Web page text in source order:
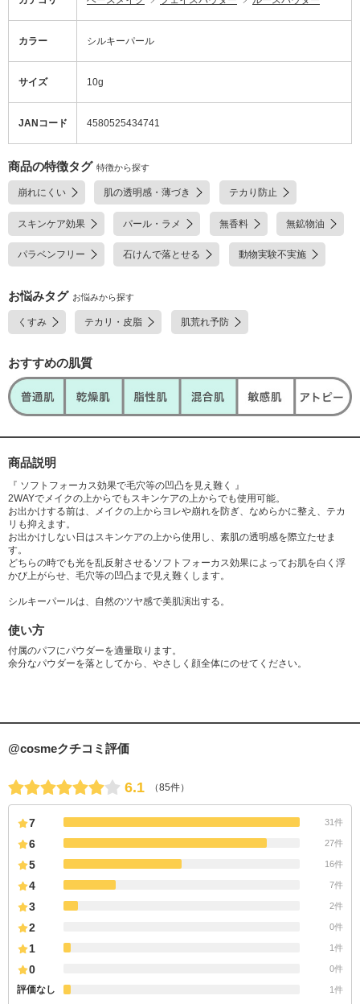
カラー シルキーパール
サイズ 10g
JANコード 4580525434741
商品の特徴タグ 特徴から探す
崩れにくい 肌の透明感・薄づき テカり防止
スキンケア効果 パール・ラメ 無香料 無鉱物油
パラベンフリー 石けんで落とせる 動物実験不実施
お悩みタグ お悩みから探す
くすみ テカリ・皮脂 肌荒れ予防
おすすめの肌質
商品説明
『 ソフトフォーカス効果で毛穴等の凹凸を見え難く 』
2WAYでメイクの上からでもスキンケアの上からでも使用可能。
お出かけする前は、メイクの上からヨレや崩れを防ぎ、なめらかに整え、テカ
リも抑えます。
お出かけしない日はスキンケアの上から使用し、素肌の透明感を際立たせま
す。
どちらの時でも光を乱反射させるソフトフォーカス効果によってお肌を白く浮
かび上がらせ、毛穴等の凹凸まで見え難くします。
シルキーパールは、自然のツヤ感で美肌演出する。
使い方
付属のパフにパウダーを適量取ります。
余分なパウダーを落としてから、やさしく顔全体にのせてください。
@cosmeクチコミ評価
6.1 （85件）
7 31件
6 27件
5 16件
4 7件
3 2件
2 0件
1 1件
0 0件
評価なし 1件